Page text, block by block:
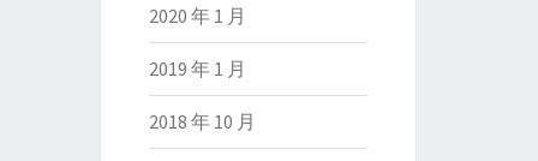
2020 年 1 月
2019 年 1 月
2018 年 10 月